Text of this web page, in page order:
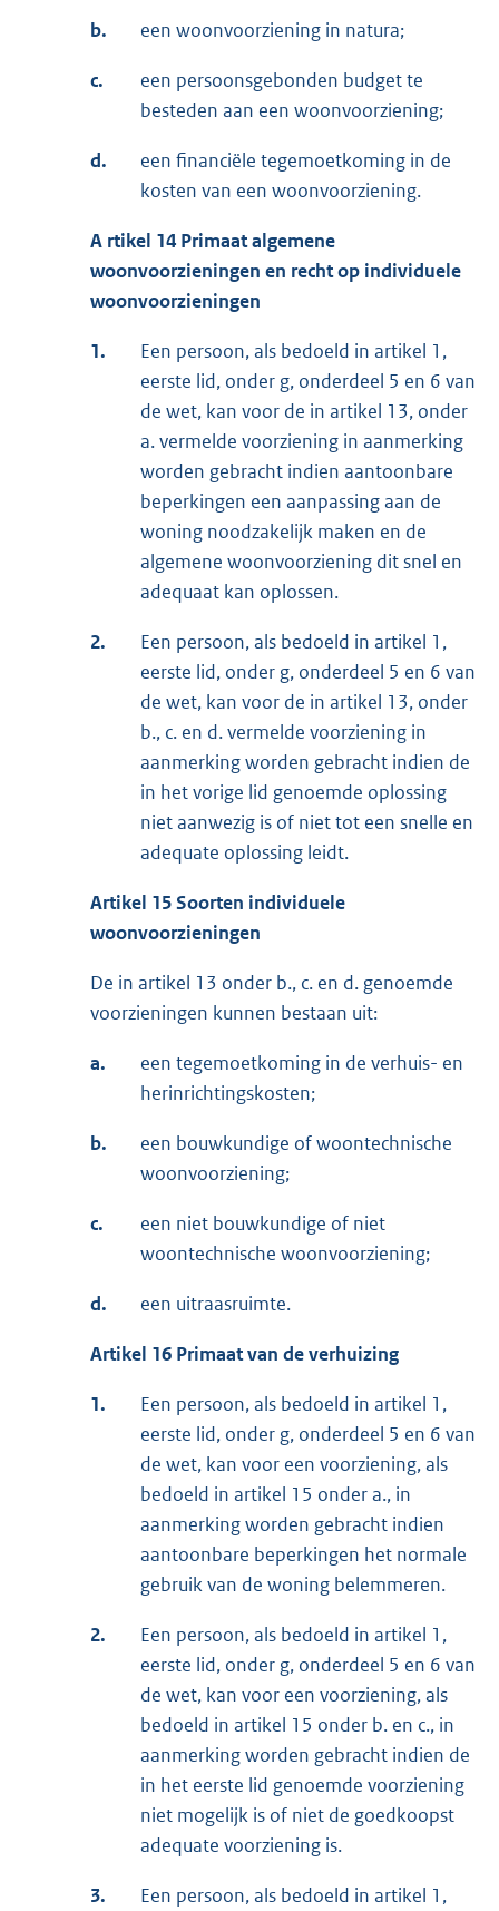
b. een woonvoorziening in natura;
c.
een persoonsgebonden budget te
besteden aan een woonvoorziening;
d.
een financiële tegemoetkoming in de
kosten van een woonvoorziening.
A rtikel 14 Primaat algemene
woonvoorzieningen en recht op individuele
woonvoorzieningen
1.
Een persoon, als bedoeld in artikel 1,
eerste lid, onder g, onderdeel 5 en 6 van
de wet, kan voor de in artikel 13, onder
a. vermelde voorziening in aanmerking
worden gebracht indien aantoonbare
beperkingen een aanpassing aan de
woning noodzakelijk maken en de
algemene woonvoorziening dit snel en
adequaat kan oplossen.
2.
Een persoon, als bedoeld in artikel 1,
eerste lid, onder g, onderdeel 5 en 6 van
de wet, kan voor de in artikel 13, onder
b., c. en d. vermelde voorziening in
aanmerking worden gebracht indien de
in het vorige lid genoemde oplossing
niet aanwezig is of niet tot een snelle en
adequate oplossing leidt.
Artikel 15 Soorten individuele
woonvoorzieningen
De in artikel 13 onder b., c. en d. genoemde
voorzieningen kunnen bestaan uit:
a.
een tegemoetkoming in de verhuis- en
herinrichtingskosten;
b.
een bouwkundige of woontechnische
woonvoorziening;
c.
een niet bouwkundige of niet
woontechnische woonvoorziening;
d. een uitraasruimte.
Artikel 16 Primaat van de verhuizing
1.
Een persoon, als bedoeld in artikel 1,
eerste lid, onder g, onderdeel 5 en 6 van
de wet, kan voor een voorziening, als
bedoeld in artikel 15 onder a., in
aanmerking worden gebracht indien
aantoonbare beperkingen het normale
gebruik van de woning belemmeren.
2.
Een persoon, als bedoeld in artikel 1,
eerste lid, onder g, onderdeel 5 en 6 van
de wet, kan voor een voorziening, als
bedoeld in artikel 15 onder b. en c., in
aanmerking worden gebracht indien de
in het eerste lid genoemde voorziening
niet mogelijk is of niet de goedkoopst
adequate voorziening is.
3.
Een persoon, als bedoeld in artikel 1,